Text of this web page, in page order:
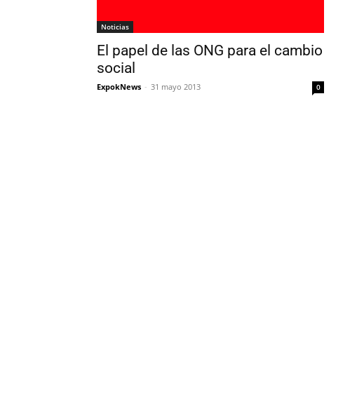
Noticias
El papel de las ONG para el cambio
social
ExpokNews - 31 mayo 2013 0